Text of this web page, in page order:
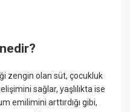
zengin olan süt, çocukluk
sağlar, yaşlılıkta ise
emilimini arttırdığı gibi,